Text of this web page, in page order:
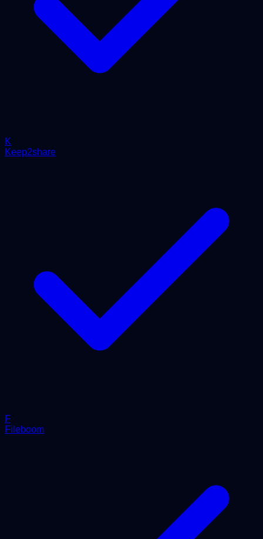
K
Keep2share
F
Fileboom